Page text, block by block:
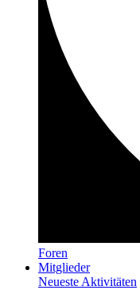
Foren
Mitglieder
Neueste Aktivitäten